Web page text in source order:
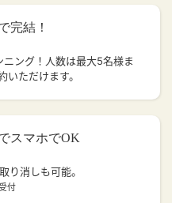
完結！
ング！人数は最大5名様ま
いただけます。
スマホでOK
り消しも可能。
付